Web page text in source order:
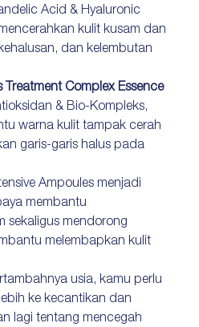
Acid & Hyaluronic
kulit kusam dan
dan kelembutan
Treatment Complex Essence
& Bio-Kompleks,
warna kulit tampak cerah
garis-garis halus pada
Ampoules menjadi
membantu
sekaligus mendorong
melembapkan kulit
usia, kamu perlu
ke kecantikan dan
lagi tentang mencegah